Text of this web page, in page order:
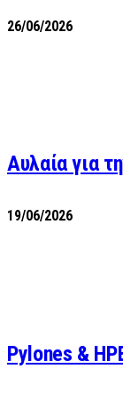
26/06/2026
Αυλαία για
19/06/2026
Pylones &